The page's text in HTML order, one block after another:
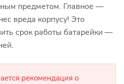
предметом. Главное —
вреда корпусу! Это
срок работы батарейки —
рекомендация о